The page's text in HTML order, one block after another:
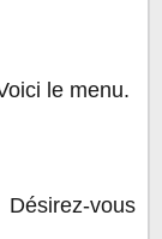
le menu.
vous